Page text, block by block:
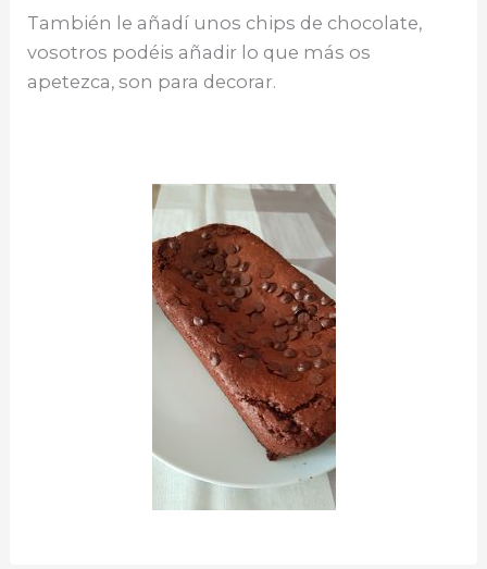
También le añadí unos chips de chocolate,
vosotros podéis añadir lo que más os
apetezca, son para decorar.